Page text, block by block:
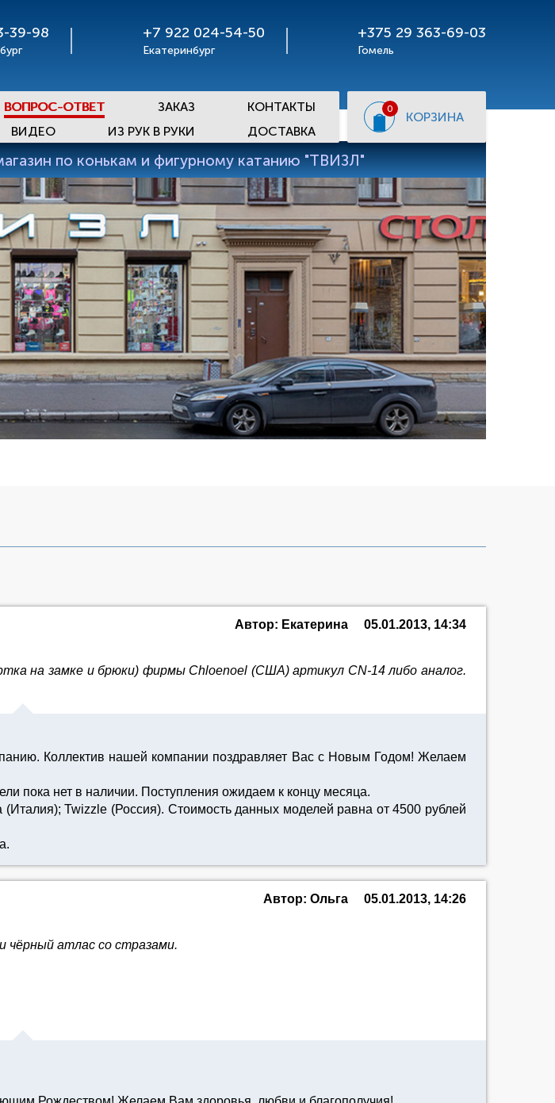
39-98 +7 922 024-54-50
Екатеринбург
+375 29 363-69-03
Гомель
ВОПРОС-ОТВЕТ ЗАКАЗ
КОНТАКТЫ
ВИДЕО ИЗ РУК В РУКИ ДОСТАВКА
0
КОРЗИНА
по конькам и фигурному катанию "ТВИЗЛ"
Автор: Екатерина 05.01.2013, 14:34
на замке и брюки) фирмы Chloenoel (США) артикул CN-14 либо аналог.
Коллектив нашей компании поздравляет Вас с Новым Годом! Желаем
пока нет в наличии. Поступления ожидаем к концу месяца.
Twizzle (Россия). Стоимость данных моделей равна от 4500 рублей
Автор: Ольга 05.01.2013, 14:26
чёрный атлас со стразами.